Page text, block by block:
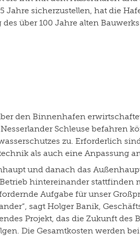
sicherzustellen, hat die
über 100 Jahre alten
den Binnenhafen
Schleuse befahren
zu. Erforderlich
als auch eine Anpassung
und danach das
hintereinander stattfinden
Aufgabe für unser
sagt Holger Banik,
Projekt, das die Zukunft
Die Gesamtkosten werden